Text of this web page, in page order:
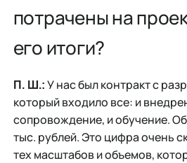
потрачены на
его итоги?
П. Ш.: У нас был контракт с
который входило все: и
сопровождение, и обучение.
тыс. рублей. Это цифра очень
тех масштабов и объемов,